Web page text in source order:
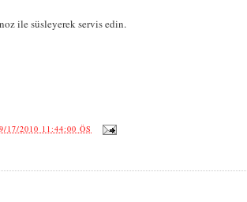
ile süsleyerek servis edin.
9/17/2010 11:44:00 ÖS